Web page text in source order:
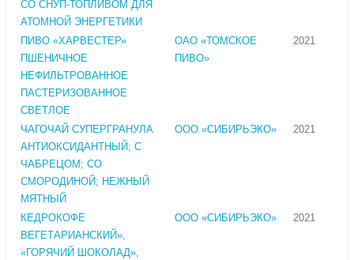
СО СНУП-ТОПЛИВОМ ДЛЯ
АТОМНОЙ ЭНЕРГЕТИКИ
ПИВО «ХАРВЕСТЕР»
ПШЕНИЧНОЕ
НЕФИЛЬТРОВАННОЕ
ПАСТЕРИЗОВАННОЕ
СВЕТЛОЕ
ОАО «ТОМСКОЕ
ПИВО»
2021
ЧАГОЧАЙ СУПЕРГРАНУЛА
АНТИОКСИДАНТНЫЙ; С
ЧАБРЕЦОМ; СО
СМОРОДИНОЙ; НЕЖНЫЙ
МЯТНЫЙ
ООО «СИБИРЬЭКО» 2021
КЕДРОКОФЕ
ВЕГЕТАРИАНСКИЙ»,
«ГОРЯЧИЙ ШОКОЛАД»,
ООО «СИБИРЬЭКО» 2021